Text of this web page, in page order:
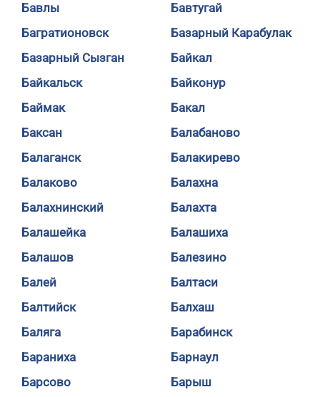
Бавлы
Бавтугай
Багратионовск
Базарный Карабулак
Базарный Сызган
Байкал
Байкальск
Байконур
Баймак
Бакал
Баксан
Балабаново
Балаганск
Балакирево
Балаково
Балахна
Балахнинский
Балахта
Балашейка
Балашиха
Балашов
Балезино
Балей
Балтаси
Балтийск
Балхаш
Баляга
Барабинск
Бараниха
Барнаул
Барсово
Барыш